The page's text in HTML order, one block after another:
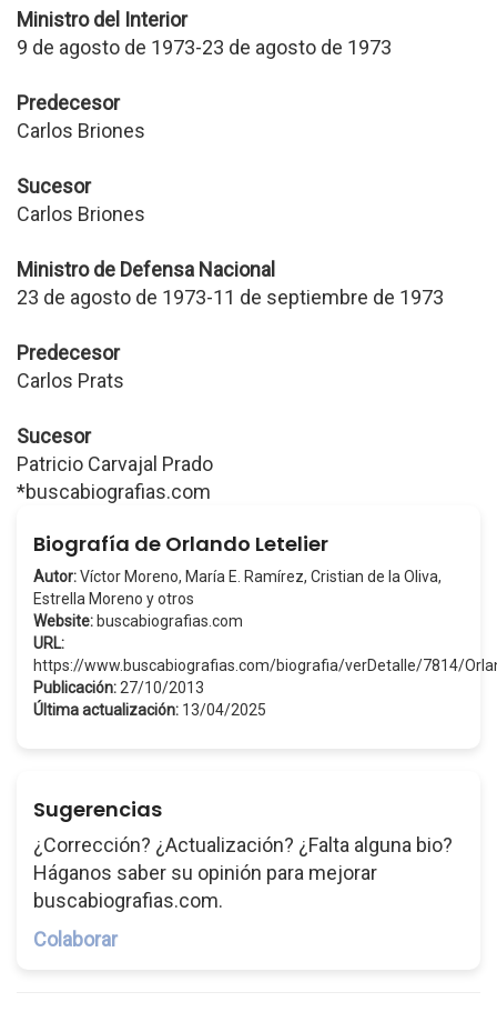
Ministro del Interior
9 de agosto de 1973-23 de agosto de 1973
Predecesor
Carlos Briones
Sucesor
Carlos Briones
Ministro de Defensa Nacional
23 de agosto de 1973-11 de septiembre de 1973
Predecesor
Carlos Prats
Sucesor
Patricio Carvajal Prado
*buscabiografias.com
Biografía de Orlando Letelier
Autor:Víctor Moreno, María E. Ramírez, Cristian de la Oliva,
Estrella Moreno y otros
Website: buscabiografias.com
URL:
https://www.buscabiografias.com/biografia/verDetalle/7814/
Publicación: 27/10/2013
Última actualización: 13/04/2025
Sugerencias
¿Corrección? ¿Actualización? ¿Falta alguna bio?
Háganos saber su opinión para mejorar
buscabiografias.com.
Colaborar